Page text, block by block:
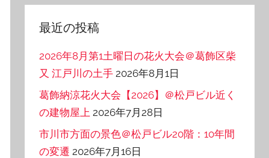
ー
最近の投稿
2026年8月第1土曜日の花火大会＠葛飾区柴
又 江戸川の土手 2026年8月1日
葛飾納涼花火大会【2026】＠松戸ビル近く
の建物屋上 2026年7月28日
市川市方面の景色＠松戸ビル20階：10年間
の変遷 2026年7月16日